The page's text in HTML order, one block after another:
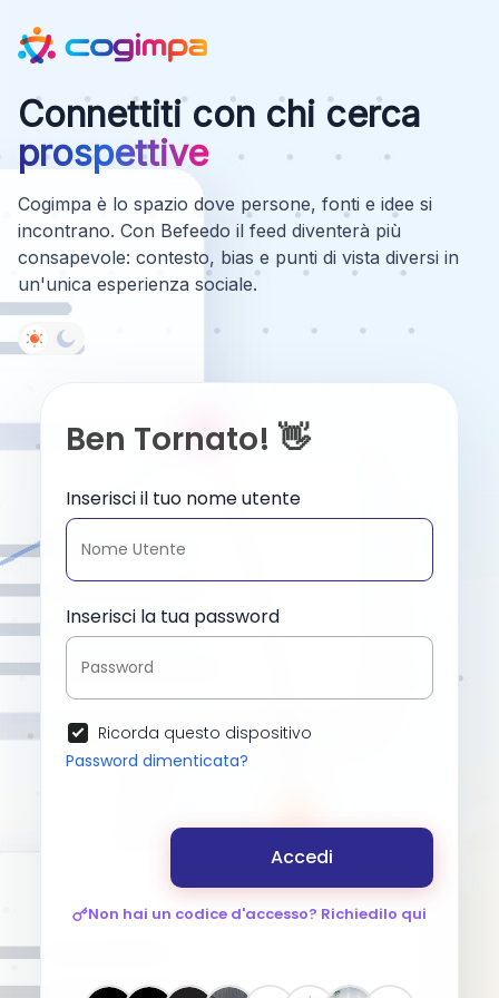
Connettiti con chi cerca
prospettive
Cogimpa è lo spazio dove persone, fonti e idee si
incontrano. Con Befeedo il feed diventerà più
consapevole: contesto, bias e punti di vista diversi in
un'unica esperienza sociale.
Ben Tornato! 👋
Inserisci il tuo nome utente
Inserisci la tua password
Ricorda questo dispositivo
Password dimenticata?
Accedi
Non hai un codice d'accesso? Richiedilo qui